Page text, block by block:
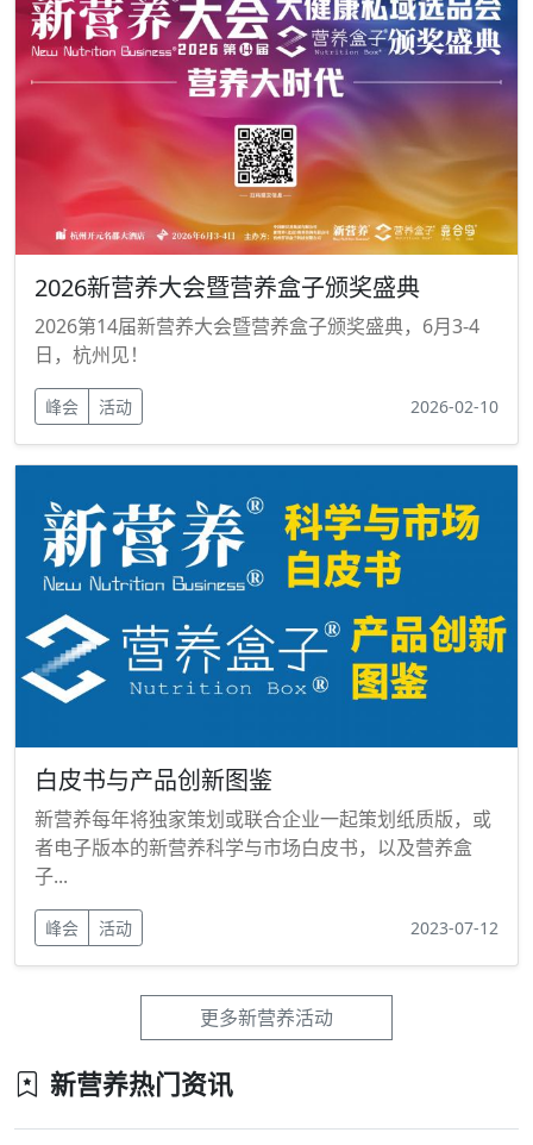
2026新营养大会暨营养盒子颁奖盛典
2026第14届新营养大会暨营养盒子颁奖盛典，6月3-4
日，杭州见！
峰会 活动 2026-02-10
白皮书与产品创新图鉴
新营养每年将独家策划或联合企业一起策划纸质版，或
者电子版本的新营养科学与市场白皮书，以及营养盒
子...
峰会 活动 2023-07-12
更多新营养活动
新营养热门资讯